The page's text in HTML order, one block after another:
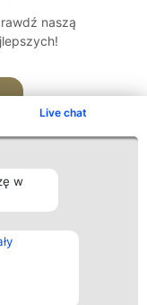
Live chat
w
naszą
Kontakt
Kontakt